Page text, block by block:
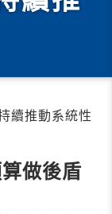
續推動系統性
做後盾